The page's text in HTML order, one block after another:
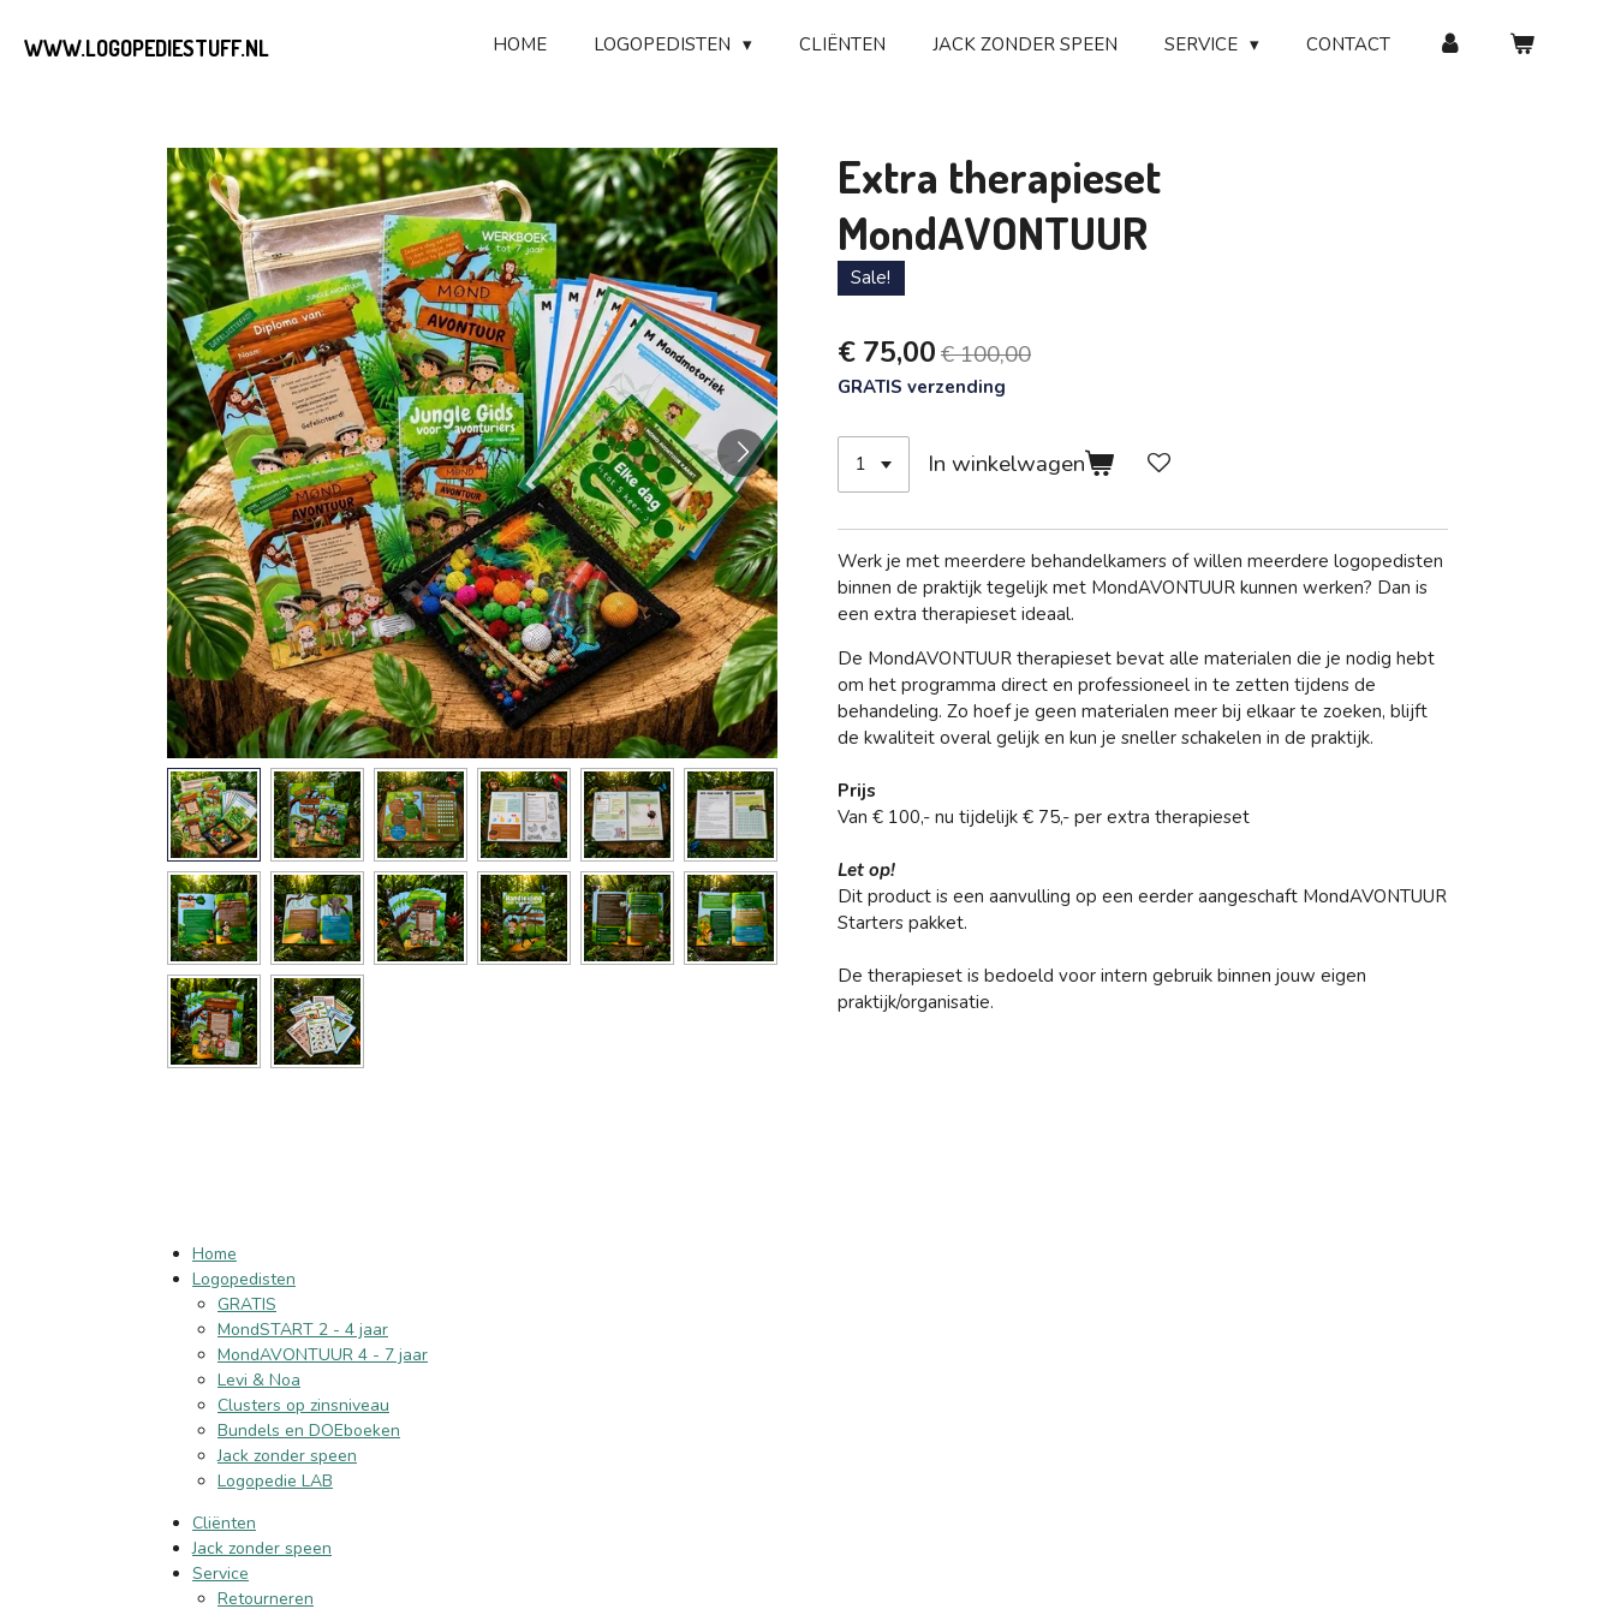
direct
WWW.LOGOPEDIESTUFF.NL HOME LOGOPEDISTEN CLIËNTEN JACK ZONDER SPEEN SERVICE CONTACT
Extra therapieset
MondAVONTUUR
Sale!
€ 75,00€ 100,00
GRATIS verzending
In winkelwagen
Werk je met meerdere behandelkamers of willen meerdere logopedisten
binnen de praktijk tegelijk met MondAVONTUUR kunnen werken? Dan is
een extra therapieset ideaal.
De MondAVONTUUR therapieset bevat alle materialen die je nodig hebt
om het programma direct en professioneel in te zetten tijdens de
behandeling. Zo hoef je geen materialen meer bij elkaar te zoeken, blijft
de kwaliteit overal gelijk en kun je sneller schakelen in de praktijk.
Prijs
Van € 100,- nu tijdelijk € 75,- per extra therapieset
Let op!
Dit product is een aanvulling op een eerder aangeschaft MondAVONTUUR
Starters pakket.
De therapieset is bedoeld voor intern gebruik binnen jouw eigen
praktijk/organisatie.
Home
Logopedisten
GRATIS
MondSTART 2 - 4 jaar
MondAVONTUUR 4 - 7 jaar
Levi & Noa
Clusters op zinsniveau
Bundels en DOEboeken
Jack zonder speen
Logopedie LAB
Cliënten
Jack zonder speen
Service
Retourneren